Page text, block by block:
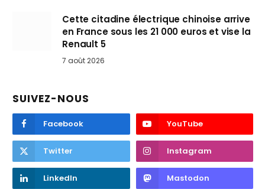
Cette citadine électrique chinoise arrive
en France sous les 21 000 euros et vise la
Renault 5
7 août 2026
SUIVEZ-NOUS
Facebook YouTube
Twitter Instagram
LinkedIn Mastodon